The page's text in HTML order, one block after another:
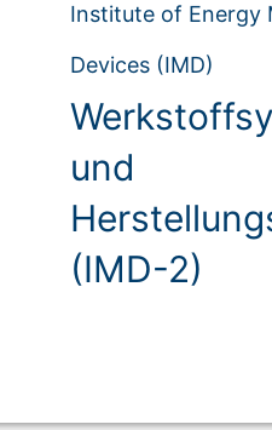
Institute of Energy
Devices (IMD)
und
(IMD-2)